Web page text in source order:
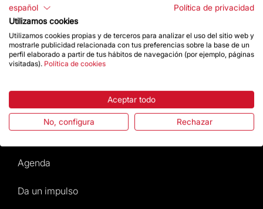
La Fundación
Preguntas frecuentes
Normativa y condiciones de compra
Noticias y Actualidad
Agenda
Da un impulso
español
Política de privacidad
Utilizamos cookies
Utilizamos cookies propias y de terceros para analizar el uso del sitio web y
mostrarle publicidad relacionada con tus preferencias sobre la base de un
perfil elaborado a partir de tus hábitos de navegación (por ejemplo, páginas
visitadas). Política de cookies
Aceptar todo
No, configura Rechazar